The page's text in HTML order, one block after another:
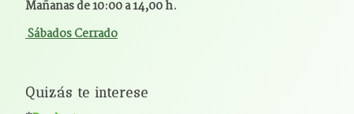
Mañanas de 10:00 a 14,00 h.
Sábados Cerrado
Quizás te interese